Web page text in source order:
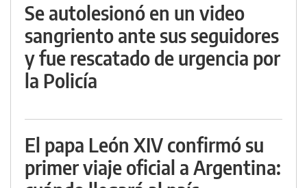
Se autolesionó en un video
sangriento ante sus seguidores
y fue rescatado de urgencia por
la Policía
El papa León XIV confirmó su
primer viaje oficial a Argentina: